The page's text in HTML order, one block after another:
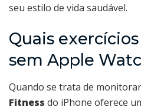
seu estilo de vida saudável.
Quais
sem Apple
Quando se trata de
Fitness do iPhone oferece